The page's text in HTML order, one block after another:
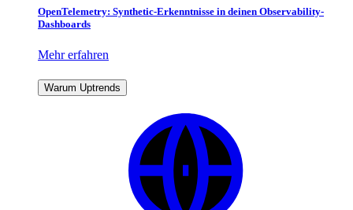
OpenTelemetry: Synthetic-Erkenntnisse in deinen Observability-
Dashboards
Mehr erfahren
Warum Uptrends